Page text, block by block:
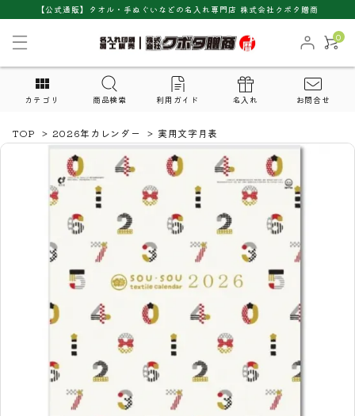
【公式通販】タオル・手ぬぐいなどの名入れ専門店 株式会社クボタ贈商
0
カテゴリ 商品検索 利用ガイド 名入れ お問合せ
TOP > 2026年カレンダー > 実用文字月表